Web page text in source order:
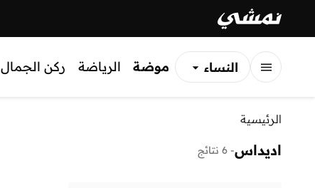
النساء
موضة الرياضة ركن الجمال
الرئيسية
اديداس- 6 نتائج